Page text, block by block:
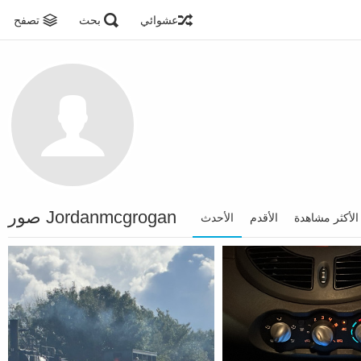
تصفح بحث عشوائي
Jordanmcgrogan صور الأحدث الأقدم الأكثر مشاهدة